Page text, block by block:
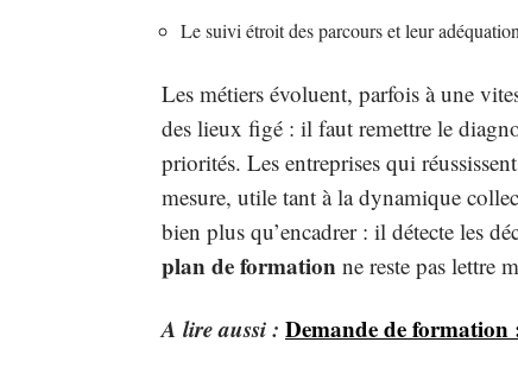
Le suivi étroit des parcours et leur
Les métiers évoluent, parfois à une
des lieux figé : il faut remettre le
priorités. Les entreprises qui
mesure, utile tant à la dynamique
bien plus qu’encadrer : il détecte les
plan de formation ne reste pas lettre
A lire aussi : Demande de formation